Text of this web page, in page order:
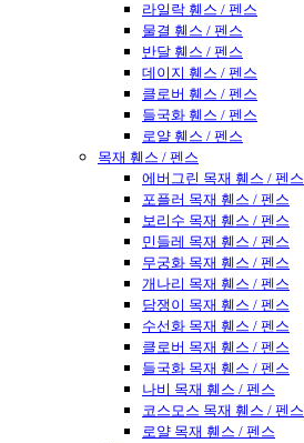
라일락 휀스 / 펜스
물결 휀스 / 펜스
반달 휀스 / 펜스
데이지 휀스 / 펜스
클로버 휀스 / 펜스
들국화 휀스 / 펜스
로얄 휀스 / 펜스
목재 휀스 / 펜스
에버그린 목재 휀스 / 펜스
포플러 목재 휀스 / 펜스
보리수 목재 휀스 / 펜스
민들레 목재 휀스 / 펜스
무궁화 목재 휀스 / 펜스
개나리 목재 휀스 / 펜스
담쟁이 목재 휀스 / 펜스
수선화 목재 휀스 / 펜스
클로버 목재 휀스 / 펜스
들국화 목재 휀스 / 펜스
나비 목재 휀스 / 펜스
코스모스 목재 휀스 / 펜스
로얄 목재 휀스 / 펜스